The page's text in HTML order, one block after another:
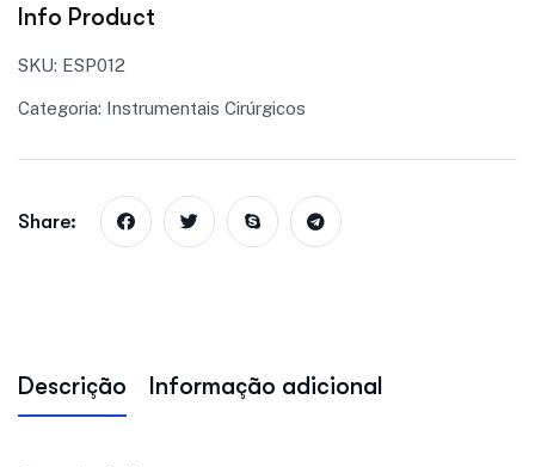
Info Product
SKU: ESP012
Categoria: Instrumentais Cirúrgicos
Share:
Descrição Informação adicional